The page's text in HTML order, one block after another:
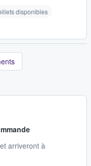
disponibles
et arriveront à